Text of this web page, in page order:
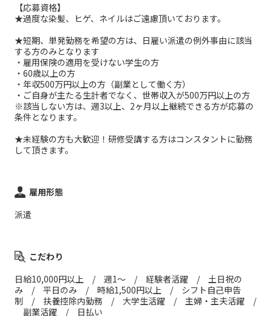
【応募資格】
★過度な染髪、ヒゲ、ネイルはご遠慮頂いております。
★短期、単発勤務を希望の方は、日雇い派遣の例外事由に該当
する方のみとなります
・雇用保険の適用を受けない学生の方
・60歳以上の方
・年収500万円以上の方（副業として働く方）
・ご自身が主たる生計者でなく、世帯収入が500万円以上の方
※該当しない方は、週3以上、2ヶ月以上継続できる方が応募の
条件となります。
★未経験の方も大歓迎！研修受講する方はコンスタントに勤務
して頂きます。
雇用形態
派遣
こだわり
日給10,000円以上 / 週1～ / 経験者活躍 / 土日祝の
み / 平日のみ / 時給1,500円以上 / シフト自己申告
制 / 扶養控除内勤務 / 大学生活躍 / 主婦・主夫活躍 /
副業活躍 / 日払い